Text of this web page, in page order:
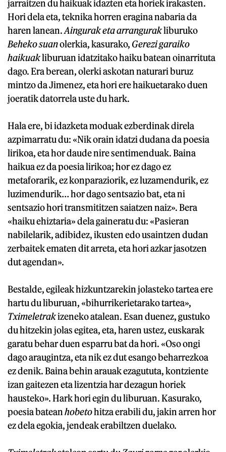
jarraitzen du haikuak idazten eta horiek irakasten.
Hori dela eta, teknika horren eragina nabaria da
haren lanean.Aingurak eta arrangurakliburuko
Beheko suanolerkia, kasurako, Gerezi garaiko
haikuakliburuan idatzitako haiku batean oinarrituta
dago. Era berean, olerki askotan naturari buruz
mintzo da Jimenez, eta hori ere haikuetarako duen
joeratik datorrela uste du hark.
Hala ere, bi idazketa moduak ezberdinak direla
azpimarratu du: «Nik orain idatzi dudana da poesia
lirikoa, eta hor daude nire sentimenduak. Baina
haikua ez da poesia lirikoa; hor ez dago ez
metaforarik, ez konparaziorik, ez luzamendurik, ez
luzimendurik… hor dago sentsazio bat, eta ni
sentsazio hori transmititzen saiatzen naiz». Bera
«haiku ehiztaria» dela gaineratu du: «Pasieran
nabilelarik, adibidez, ikusten edo usaintzen dudan
zerbaitek ematen dit arreta, eta hori azkar jasotzen
dut agendan».
Bestalde, egileak hizkuntzarekin jolasteko tartea ere
hartu du liburuan, «bihurrikerietarako tartea»,
Tximeletrakizeneko atalean. Esan duenez, gustuko
du hitzekin jolas egitea, eta, haren ustez, euskarak
garatu behar duen esparru bat da hori. «Oso ongi
dago araugintza, eta nik ez dut esango beharrezkoa
ez denik. Baina behin arauak ezagututa, kontziente
izan gaitezen eta lizentzia har dezagun horiek
hausteko». Hark hori egin du liburuan. Kasurako,
poesia bateanhobetohitza erabili du, jakin arren hor
ez dela egokia, jendeak erabiltzen duelako.